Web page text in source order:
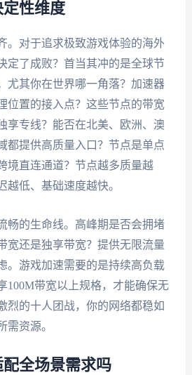
性维度
。对于追求极致游戏体验的海外
定了成败？首当其冲的是全球节
尤其你在世界哪一角落？加速器
位置的接入点？这些节点的带宽
享专线？能否在北美、欧洲、澳
都提供高质量入口？节点是单点
境直连通道？节点越多质量越
越低、基础速度越快。
畅的生命线。高峰期是否会拥堵
宽还是独享带宽？提供无限流量
。游戏加速需要的是持续高负载
100M带宽以上规格，才能确保无
烈的十人团战，你的网络都稳如
需资源。
全场景需求吗